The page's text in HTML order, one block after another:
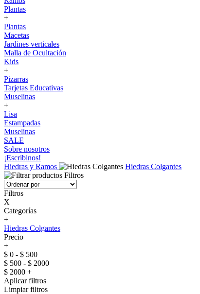
Plantas
+
Plantas
Macetas
Jardines verticales
Malla de Ocultación
Kids
+
Pizarras
Tarjetas Educativas
Muselinas
+
Lisa
Estampadas
Muselinas
SALE
Sobre nosotros
¡Escribinos!
Hiedras y Ramos
Hiedras Colgantes
Filtros
Filtros
X
Categorías
+
Hiedras Colgantes
Precio
+
$ 0 - $ 500
$ 500 - $ 2000
$ 2000 +
Aplicar filtros
Limpiar filtros